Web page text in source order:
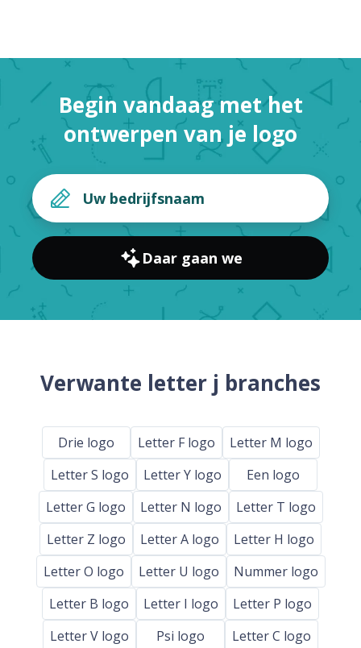
Begin vandaag met het
ontwerpen van je logo
Daar gaan we
Verwante letter j branches
Drie logo Letter F logo
Letter M logo
Letter S logo
Letter Y logo
Een logo
Letter G logo
Letter N logo
Letter T logo
Letter Z logo
Letter A logo
Letter H logo
Letter O logo
Letter U logo
Nummer logo
Letter B logo
Letter I logo
Letter P logo
Letter V logo
Psi logo
Letter C logo